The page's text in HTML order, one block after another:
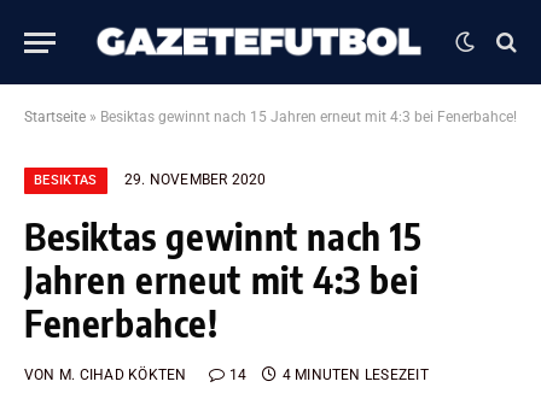
Startseite » Besiktas gewinnt nach 15 Jahren erneut mit 4:3 bei Fenerbahce!
BESIKTAS 29. NOVEMBER 2020
Besiktas gewinnt nach 15
Jahren erneut mit 4:3 bei
Fenerbahce!
VON M. CIHAD KÖKTEN 14 4 MINUTEN LESEZEIT